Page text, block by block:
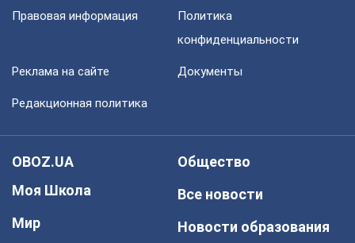
Правовая информация
Политика
конфиденциальности
Реклама на сайте Документы
Редакционная политика
OBOZ.UA
Моя Школа
Мир
Общество
Все новости
Новости образования